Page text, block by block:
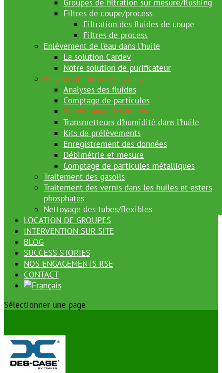
Groupes de filtration sur mesure/flushing
Filtres de coupe/process
Filtration des fluides de coupe
Filtres de process
Enlèvement de l’eau dans l’huile
La solution Cardev
Notre solution de purificateur
Moyens de mesure et analyses
Analyses des fluides
Comptage de particules
Surveillance des huiles
Transmetteurs d’humidité dans l’huile
Kits de prélèvements
Enregistrement des données
Débimétrie et mesure
Comptage de particules métalliques
Traitement des gasoils
Traitement des vernis dans les huiles et esters
phosphates
Nettoyage des tubes/flexibles
LOCATION DE GROUPES
INTERVENTION SUR SITE
BLOG
SUCCESS STORIES
NOS ENGAGEMENTS RSE
CONTACT
Sélectionner une page